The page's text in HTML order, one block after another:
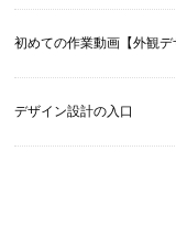
初めての作業動画【外観デ
デザイン設計の入口